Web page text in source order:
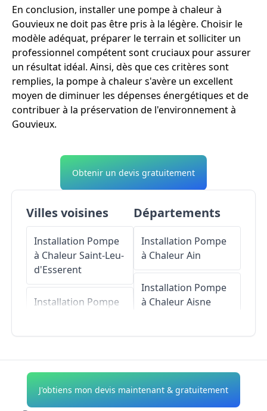
En conclusion, installer une pompe à chaleur à
Gouvieux ne doit pas être pris à la légère. Choisir le
modèle adéquat, préparer le terrain et solliciter un
professionnel compétent sont cruciaux pour assurer
un résultat idéal. Ainsi, dès que ces critères sont
remplies, la pompe à chaleur s'avère un excellent
moyen de diminuer les dépenses énergétiques et de
contribuer à la préservation de l'environnement à
Gouvieux.
Obtenir un devis gratuitement
Villes voisines
Installation Pompe
à ChaleurSaint-Leu-
d'Esserent
Installation Pompe
Installation Pompe
sous-Saint-Leu
Départements
Installation Pompe
à ChaleurAin
Installation Pompe
à ChaleurAisne
Installation Pompe
à Chaleur Alpes-de-
J'obtiens mon devis maintenant & gratuitement